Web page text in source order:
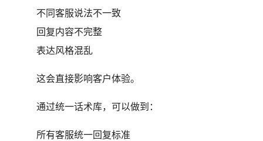
不同客服说法不一致
回复内容不完整
表达风格混乱
这会直接影响客户体验。
通过统一话术库，可以做到：
所有客服统一回复标准